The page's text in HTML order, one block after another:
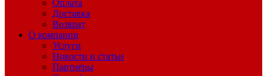
Оплата
Доставка
Возврат
О компании
Услуги
Новости и статьи
Партнёры